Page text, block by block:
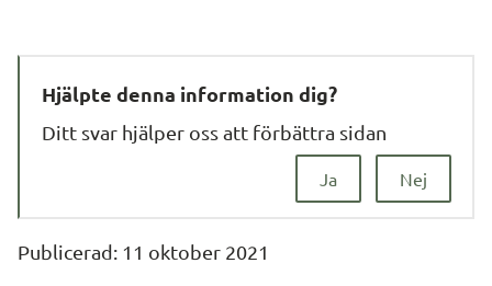
Hjälpte denna information dig?
Nej
Ja
Ditt svar hjälper oss att förbättra sidan
Publicerad: 11 oktober 2021